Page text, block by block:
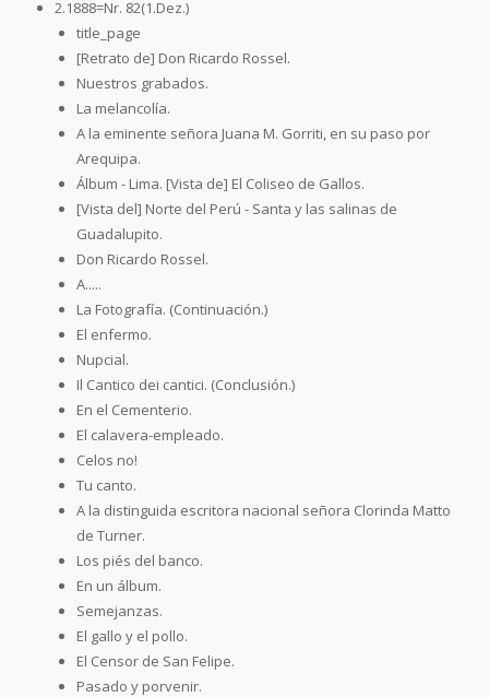
2.1888=Nr. 82(1.Dez.)
title_page
[Retrato de] Don Ricardo Rossel.
Nuestros grabados.
La melancolía.
A la eminente señora Juana M. Gorriti, en su paso por
Arequipa.
Álbum - Lima. [Vista de] El Coliseo de Gallos.
[Vista del] Norte del Perú - Santa y las salinas de
Guadalupito.
Don Ricardo Rossel.
A.....
La Fotografía. (Continuación.)
El enfermo.
Nupcial.
Il Cantico dei cantici. (Conclusión.)
En el Cementerio.
El calavera-empleado.
Celos no!
Tu canto.
A la distinguida escritora nacional señora Clorinda Matto
de Turner.
Los piés del banco.
En un álbum.
Semejanzas.
El gallo y el pollo.
El Censor de San Felipe.
Pasado y porvenir.